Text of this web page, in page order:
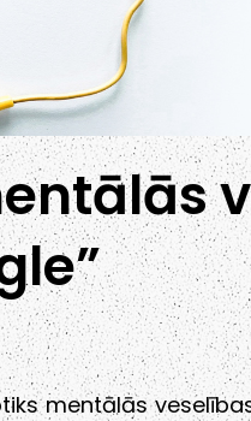
mentālās